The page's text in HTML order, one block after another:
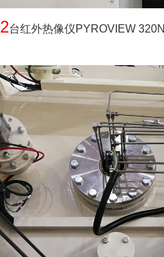
2台红外热像仪PYROVIEW 320N